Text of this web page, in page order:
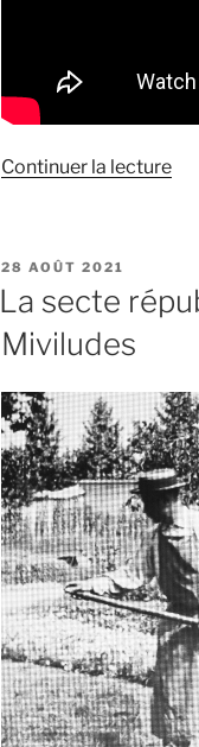
Continuer la lecturede
sur
de
PUBLIÉ
LE
28 AOÛT 2021
La secte
Miviludes